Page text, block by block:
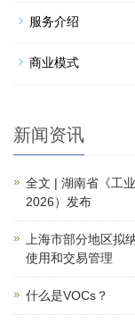
服务介绍
商业模式
新闻资讯
全文 | 湖南省《工
2026）发布
上海市部分地区拟
使用和交易管理
什么是VOCs？